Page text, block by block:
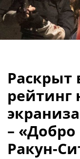
Раскрыт
рейтинг
–
Ракун-